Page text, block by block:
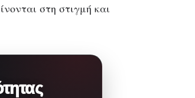
στη στιγμή και